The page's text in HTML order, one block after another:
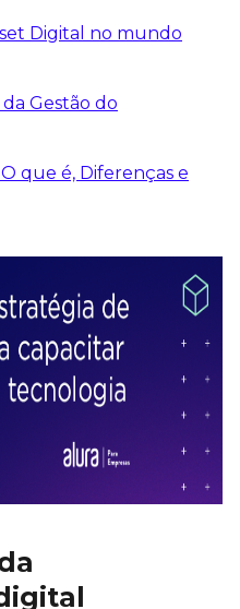
Digital no mundo
Gestão do
que é, Diferenças e